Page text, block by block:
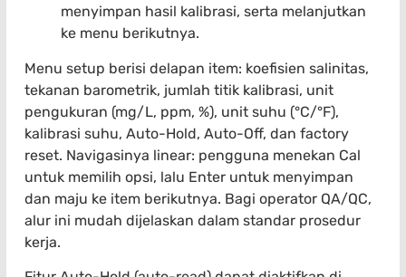
menyimpan hasil kalibrasi, serta melanjutkan
ke menu berikutnya.
Menu setup berisi delapan item: koefisien salinitas,
tekanan barometrik, jumlah titik kalibrasi, unit
pengukuran (mg/L, ppm, %), unit suhu (°C/°F),
kalibrasi suhu, Auto-Hold, Auto-Off, dan factory
reset. Navigasinya linear: pengguna menekan Cal
untuk memilih opsi, lalu Enter untuk menyimpan
dan maju ke item berikutnya. Bagi operator QA/QC,
alur ini mudah dijelaskan dalam standar prosedur
kerja.